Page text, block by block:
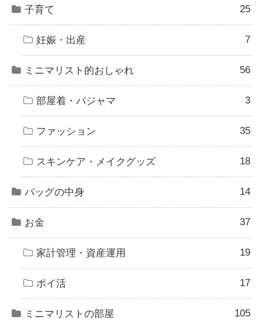
子育て 25
妊娠・出産 7
ミニマリスト的おしゃれ 56
部屋着・パジャマ 3
ファッション 35
スキンケア・メイクグッズ 18
バッグの中身 14
お金 37
家計管理・資産運用 19
ポイ活 17
ミニマリストの部屋 105